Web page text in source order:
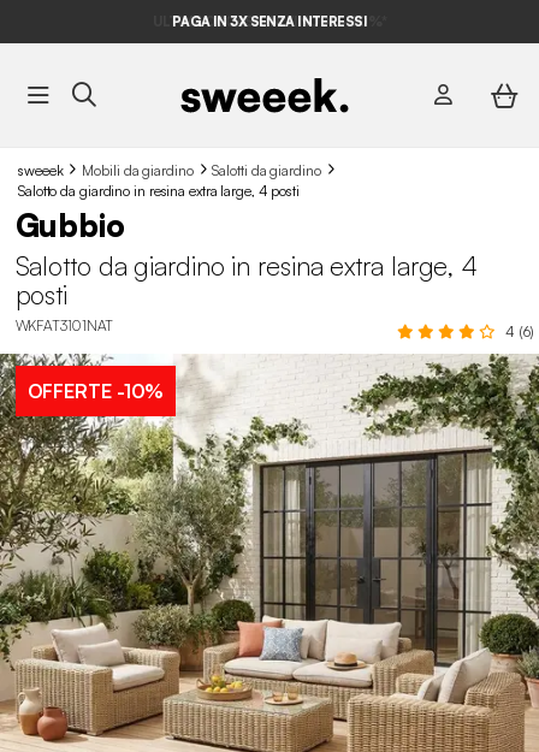
ULTIME OCCASIONI FINO AL -70%*
PAGA IN 3X SENZA INTERESSI
sweeek Mobili da giardino
Salotti da giardino
Salotto da giardino in resina extra large, 4 posti
Gubbio
Salotto da giardino in resina extra large, 4
posti
WKFAT3101NAT 4 (6)
OFFERTE-10%